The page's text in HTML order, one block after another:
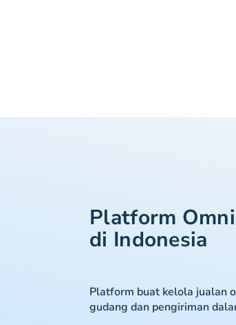
Platform
di Indonesia
Platform buat kelola jualan
gudang dan pengiriman